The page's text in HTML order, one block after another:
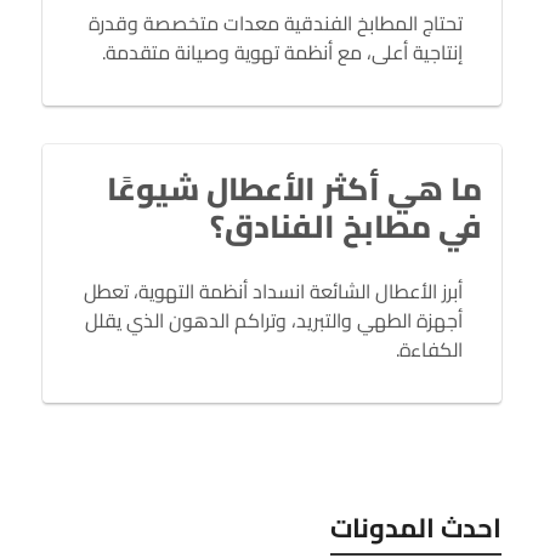
احدث المدونات
تحتاج المطابخ الفندقية معدات متخصصة وقدرة
إنتاجية أعلى، مع أنظمة تهوية وصيانة متقدمة.
ما هي أكثر الأعطال شيوعًا
في مطابخ الفنادق؟
أبرز الأعطال الشائعة انسداد أنظمة التهوية، تعطل
أجهزة الطهي والتبريد، وتراكم الدهون الذي يقلل
الكفاءة.